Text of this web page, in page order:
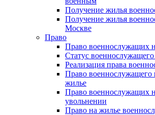
Получение жилья
Получение жилья
Москве
Право
Право военнослужащих
Статус
Реализация права
Право военнослужащего
жилье
Право военнослужащих
увольнении
Право на жилье